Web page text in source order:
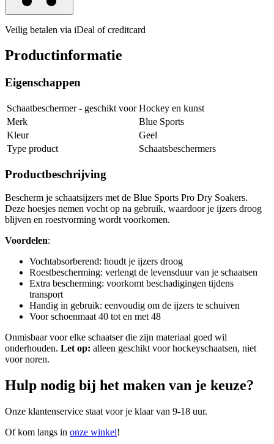
Veilig betalen via iDeal of creditcard
Productinformatie
Eigenschappen
Schaatbeschermer - geschikt voor Hockey en kunst
Merk
Blue Sports
Kleur
Geel
Type product
Schaatsbeschermers
Productbeschrijving
Bescherm je schaatsijzers met de Blue Sports Pro Dry Soakers.
Deze hoesjes nemen vocht op na gebruik, waardoor je ijzers droog
blijven en roestvorming wordt voorkomen.
Voordelen:
Vochtabsorberend: houdt je ijzers droog
Roestbescherming: verlengt de levensduur van je schaatsen
Extra bescherming: voorkomt beschadigingen tijdens
transport
Handig in gebruik: eenvoudig om de ijzers te schuiven
Voor schoenmaat 40 tot en met 48
Onmisbaar voor elke schaatser die zijn materiaal goed wil
onderhouden. Let op: alleen geschikt voor hockeyschaatsen, niet
voor noren.
Hulp nodig bij het maken van je keuze?
Onze klantenservice staat voor je klaar van 9-18 uur.
Of kom langs in onze winkel!